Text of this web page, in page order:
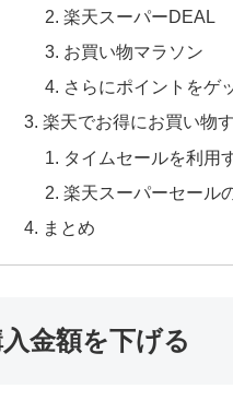
楽天スーパーDEAL
お買い物マラソン
さらにポイントをゲ
楽天でお得にお買い物
タイムセールを利用
楽天スーパーセール
まとめ
金額を下げる